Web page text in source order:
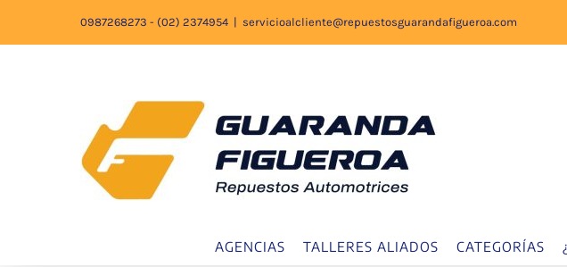
0987268273 - (02) 2374954 | servicioalcliente@repuestosguarandafigueroa.com
AGENCIAS TALLERES ALIADOS CATEGORÍAS